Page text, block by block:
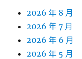
2026 年 8 月
2026 年 7 月
2026 年 6 月
2026 年 5 月